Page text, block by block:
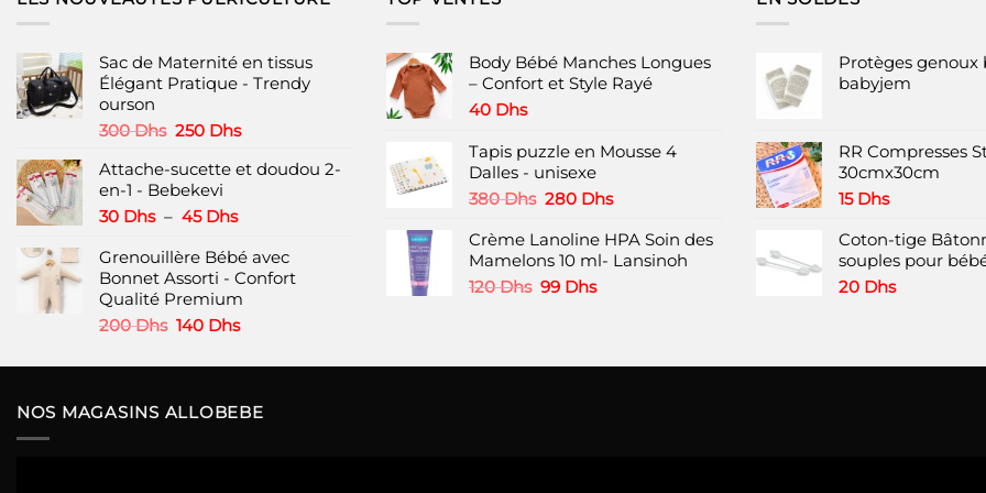
options
peuvent
être
choisies
la
page
du
Sac de Maternité en tissus
Élégant Pratique - Trendy
ourson
300Dhs Le
initial
était :
300 Dhs.
250 DhsLe
actuel
Attache-sucette et doudou 2-
en-1 - Bebekevi
30 Dhs – 45 DhsPlage
prix :
30 Dhs
à
45 Dhs
Grenouillère Bébé avec
Bonnet Assorti - Confort
Qualité Premium
200Dhs Le
initial
200 Dhs.
140 DhsLe
actuel
140 Dhs.
Body Bébé Manches Longues
– Confort et Style Rayé
40 Dhs
Tapis puzzle en Mousse 4
Dalles - unisexe
380Dhs Le
initial
était :
380 Dhs.
280 DhsLe
actuel
est :
Crème Lanoline HPA Soin des
Mamelons 10 ml- Lansinoh
120Dhs Le
120 Dhs.
99 DhsLe
99 Dhs.
Protèges genoux
babyjem
RR Compresses
30cmx30cm
15 Dhs
Coton-tige
souples pour
20 Dhs
NOS MAGASINS ALLOBEBE